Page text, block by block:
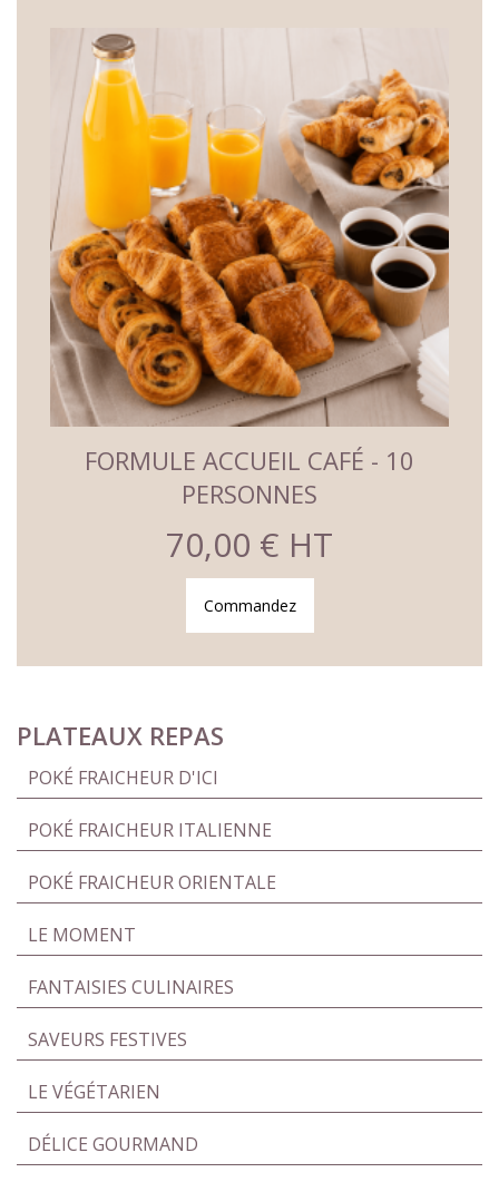
FORMULE ACCUEIL CAFÉ - 10
PERSONNES
70,00 € HT
Commandez
PLATEAUX REPAS
POKÉ FRAICHEUR D'ICI
POKÉ FRAICHEUR ITALIENNE
POKÉ FRAICHEUR ORIENTALE
LE MOMENT
FANTAISIES CULINAIRES
SAVEURS FESTIVES
LE VÉGÉTARIEN
DÉLICE GOURMAND